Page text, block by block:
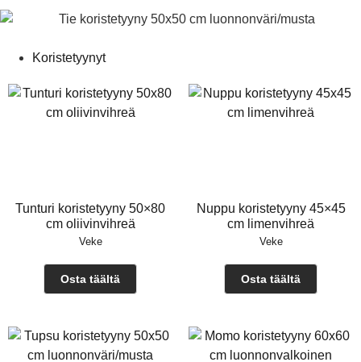
Koristetyynyt
Tunturi koristetyyny 50×80
cm oliivinvihreä
Veke
Osta täältä
Nuppu koristetyyny 45×45
cm limenvihreä
Veke
Osta täältä